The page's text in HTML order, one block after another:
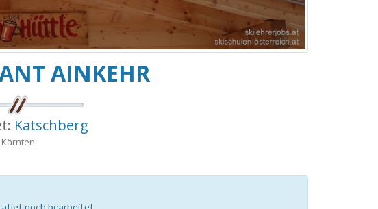
AINKEHR
Katschberg
Kärnten